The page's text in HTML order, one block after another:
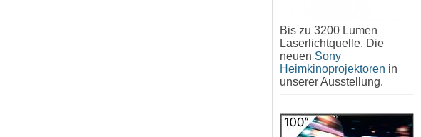
Bis zu 3200 Lumen
Laserlichtquelle. Die
neuen Sony
Heimkinoprojektoren in
unserer Ausstellung.